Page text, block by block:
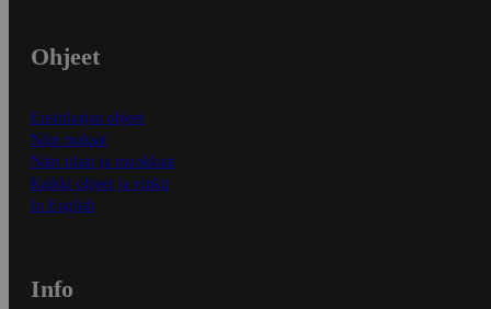
Ohjeet
Ensitilaajan ohjeet
Näin maksat
Näin tilaat ja muokkaat
Kaikki ohjeet ja vinkit
In English
Info